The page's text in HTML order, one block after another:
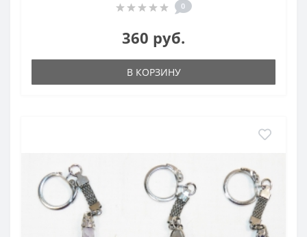
0
360 руб.
В КОРЗИНУ